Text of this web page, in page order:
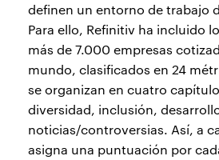
definen un entorno de trabajo
Para ello, Refinitiv ha incluido
más de 7.000 empresas
mundo, clasificados en 24
se organizan en cuatro
diversidad, inclusión,
noticias/controversias. Así, a
asigna una puntuación por